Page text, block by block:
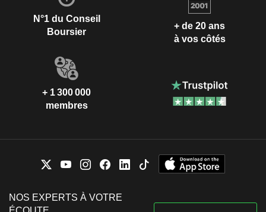
N°1 du Conseil
Boursier
+ de 20 ans
à vos côtés
+ 1 300 000
membres
NOS EXPERTS À VOTRE